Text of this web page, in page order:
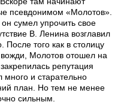
псевдонимом «Молотов».
сумел упрочить свое
В. Ленина возглавил
После того как в столицу
Молотов отошел на
репутация
много и старательно
план. Но тем не менее
сильным.